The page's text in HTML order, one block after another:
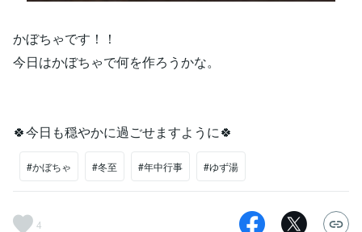
かぼちゃです！！
今日はかぼちゃで何を作ろうかな。
🍀今日も穏やかに過ごせますように🍀
#かぼちゃ #冬至 #年中行事 #ゆず湯
4